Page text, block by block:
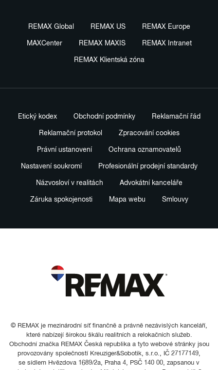
REMAX Global REMAX US REMAX Europe
MAXCenter REMAX MAXIS REMAX Intranet
REMAX Klientská zóna
Etický kodex Obchodní podmínky Reklamační řád
Reklamační protokol Zpracování cookies
Právní ustanovení Ochrana oznamovatelů
Nastavení soukromí Profesionální prodejní standardy
Názvosloví v realitách Advokátní kanceláře
Záruka spokojenosti Mapa webu Smlouvy
© REMAX je mezinárodní síť finančně a právně nezávislých kanceláří,
které nabízejí širokou škálu realitních a relokačních služeb.
Obchodní značka REMAX Česká republika a tyto webové stránky jsou
provozovány společností Kreuziger&Sobotik, s.r.o., IČ 27177149,
se sídlem Hvězdova 1689/2a, Praha 4, PSČ 140 00, zapsanou v